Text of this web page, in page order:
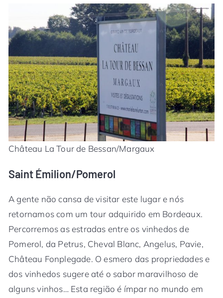
Château La Tour de Bessan/Margaux
Saint Émilion/Pomerol
A gente não cansa de visitar este lugar e nós
retornamos com um tour adquirido em Bordeaux.
Percorremos as estradas entre os vinhedos de
Pomerol, da Petrus, Cheval Blanc, Angelus, Pavie,
Château Fonplegade. O esmero das propriedades e
dos vinhedos sugere até o sabor maravilhoso de
alguns vinhos… Esta região é ímpar no mundo em